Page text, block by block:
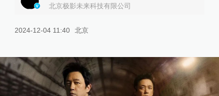
北京极影未来科技有限公司
2024-12-04 11:40 北京